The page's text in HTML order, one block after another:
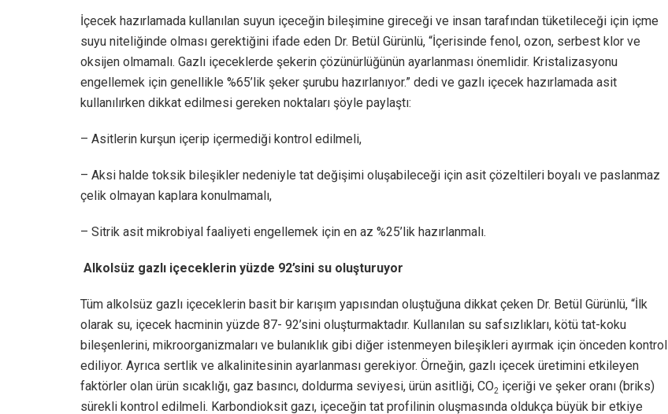
İçecek hazırlamada kullanılan suyun içeceğin bileşimine gireceği ve insan tarafından tüketileceği için içme
suyu niteliğinde olması gerektiğini ifade eden Dr. Betül Gürünlü, “İçerisinde fenol, ozon, serbest klor ve
oksijen olmamalı. Gazlı içeceklerde şekerin çözünürlüğünün ayarlanması önemlidir. Kristalizasyonu
engellemek için genellikle %65’lik şeker şurubu hazırlanıyor.” dedi ve gazlı içecek hazırlamada asit
kullanılırken dikkat edilmesi gereken noktaları şöyle paylaştı:
– Asitlerin kurşun içerip içermediği kontrol edilmeli,
– Aksi halde toksik bileşikler nedeniyle tat değişimi oluşabileceği için asit çözeltileri boyalı ve paslanmaz
çelik olmayan kaplara konulmamalı,
– Sitrik asit mikrobiyal faaliyeti engellemek için en az %25’lik hazırlanmalı.
Alkolsüz gazlı içeceklerin yüzde 92’sini su oluşturuyor
Tüm alkolsüz gazlı içeceklerin basit bir karışım yapısından oluştuğuna dikkat çeken Dr. Betül Gürünlü, “İlk
olarak su, içecek hacminin yüzde 87- 92’sini oluşturmaktadır. Kullanılan su safsızlıkları, kötü tat-koku
bileşenlerini, mikroorganizmaları ve bulanıklık gibi diğer istenmeyen bileşikleri ayırmak için önceden kontrol
ediliyor. Ayrıca sertlik ve alkalinitesinin ayarlanması gerekiyor. Örneğin, gazlı içecek üretimini etkileyen
faktörler olan ürün sıcaklığı, gaz basıncı, doldurma seviyesi, ürün asitliği, CO2 içeriği ve şeker oranı (briks)
sürekli kontrol edilmeli. Karbondioksit gazı, içeceğin tat profilinin oluşmasında oldukça büyük bir etkiye